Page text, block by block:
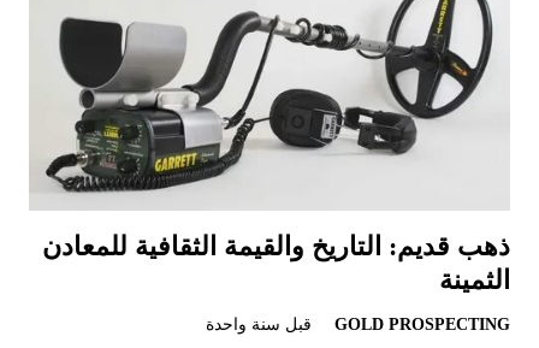
ذهب قديم: التاريخ والقيمة الثقافية للمعادن
الثمينة
GOLD PROSPECTING قبل سنة واحدة